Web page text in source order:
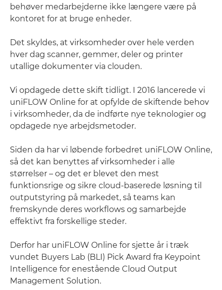
behøver medarbejderne ikke længere være på
kontoret for at bruge enheder.
Det skyldes, at virksomheder over hele verden
hver dag scanner, gemmer, deler og printer
utallige dokumenter via clouden.
Vi opdagede dette skift tidligt. I 2016 lancerede vi
uniFLOW Online for at opfylde de skiftende behov
i virksomheder, da de indførte nye teknologier og
opdagede nye arbejdsmetoder.
Siden da har vi løbende forbedret uniFLOW Online,
så det kan benyttes af virksomheder i alle
størrelser – og det er blevet den mest
funktionsrige og sikre cloud-baserede løsning til
outputstyring på markedet, så teams kan
fremskynde deres workflows og samarbejde
effektivt fra forskellige steder.
Derfor har uniFLOW Online for sjette år i træk
vundet Buyers Lab (BLI) Pick Award fra Keypoint
Intelligence for enestående Cloud Output
Management Solution.